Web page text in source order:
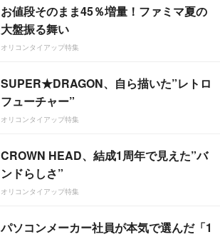
お値段そのまま45％増量！ファミマ夏の
大盤振る舞い
オリコンタイアップ特集
SUPER★DRAGON、自ら描いた”レトロ
フューチャー”
オリコンタイアップ特集
CROWN HEAD、結成1周年で見えた”バ
ンドらしさ”
オリコンタイアップ特集
パソコンメーカー社員が本気で選んだ「1